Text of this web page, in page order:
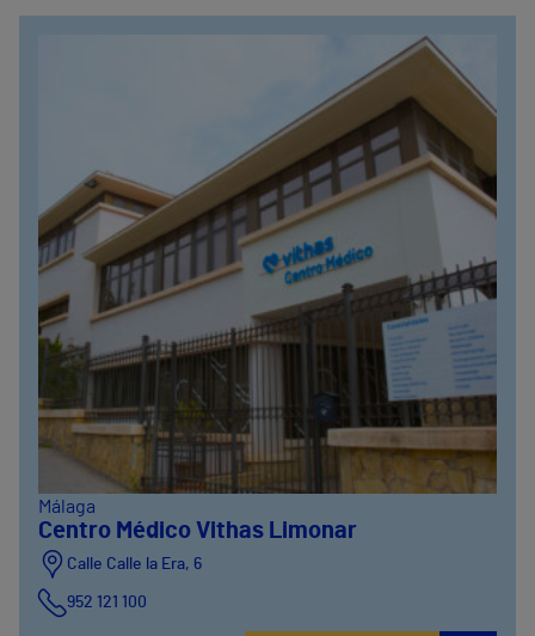
Málaga
Centro Médico Vithas Limonar
Calle Calle la Era, 6
952 121 100